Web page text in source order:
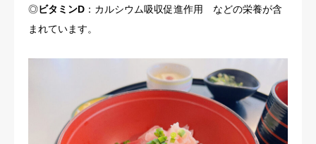
◎ビタミンD ：カルシウム吸収促進作用 などの栄養が含
まれています。